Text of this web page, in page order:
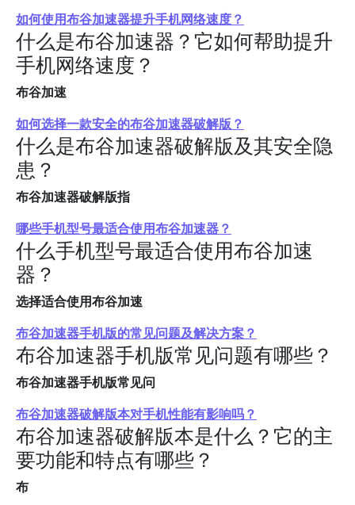
如何使用布谷加速器提升手机网络速度？
什么是布谷加速器？它如何帮助提升
手机网络速度？
布谷加速
如何选择一款安全的布谷加速器破解版？
什么是布谷加速器破解版及其安全隐
患？
布谷加速器破解版指
哪些手机型号最适合使用布谷加速器？
什么手机型号最适合使用布谷加速
器？
选择适合使用布谷加速
布谷加速器手机版的常见问题及解决方案？
布谷加速器手机版常见问题有哪些？
布谷加速器手机版常见问
布谷加速器破解版本对手机性能有影响吗？
布谷加速器破解版本是什么？它的主
要功能和特点有哪些？
布